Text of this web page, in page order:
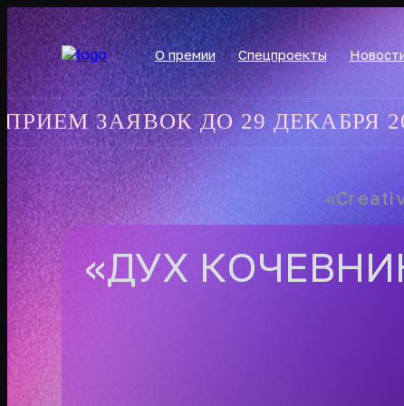
О премии Спецпроекты
ДО 29 ДЕКАБРЯ 2025
«ДУХ